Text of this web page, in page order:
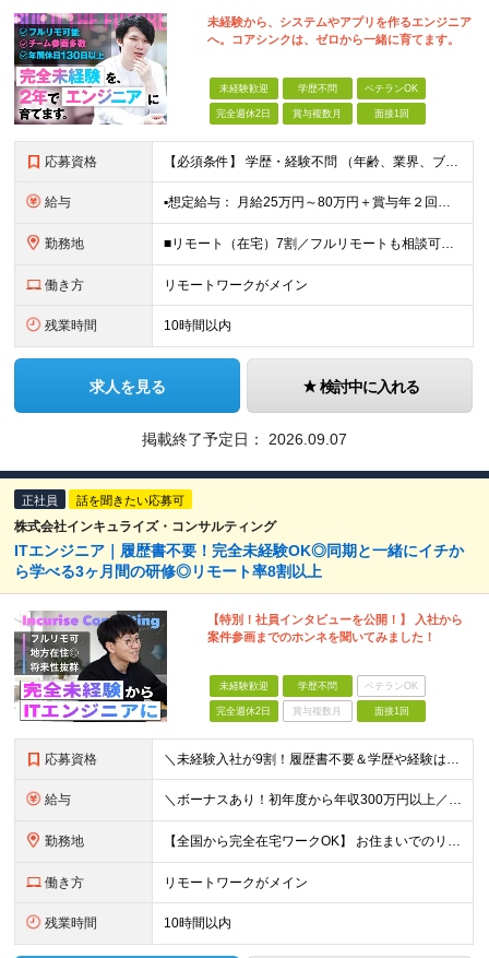
未経験から、システムやアプリを作るエンジニア
へ。コアシンクは、ゼロから一緒に育てます。
未経験歓迎 学歴不問 ベテランOK
完全週休2日 賞与複数月 面接1回
応募資格 【必須条件】 学歴・経験不問 （年齢、業界、ブランクの有無は問いません） 【こんな思いの方を、特に歓迎します】 「IT業界に憧れているけど、自分にもできるのか不安」 「異業種から転職して、新しいキ
給与 ▪️想定給与： 月給25万円～80万円＋賞与年２回＋各種手当 ★前職の給与額は保証します！ 【手当一覧】 ■住宅手当 ■交通費 ■時間外手当 ■引越し手当（規程あり） ※月給は経験・スキルを考慮
勤務地 ■リモート（在宅）7割／フルリモートも相談可能 ■一都三県を中心に各地のプロジェクト先 ※プロジェクトは本人の希望を最大限考慮し相談のうえで決定 ※転居を伴う転勤なし 【本社】 東京都千代田区外神田
働き方 リモートワークがメイン
残業時間 10時間以内
求人を見る 検討中に入れる
掲載終了予定日： 2026.09.07
正社員 話を聞きたい応募可
株式会社インキュライズ・コンサルティング
ITエンジニア｜履歴書不要！完全未経験OK◎同期と一緒にイチか
ら学べる3ヶ月間の研修◎リモート率8割以上
【特別！社員インタビューを公開！】 入社から
案件参画までのホンネを聞いてみました！
未経験歓迎 学歴不問 ベテランOK
完全週休2日 賞与複数月 面接1回
応募資格 ＼未経験入社が9割！履歴書不要＆学歴や経験は一切不問★意欲や人柄を重視／ 「経験も知識もゼロだけど、やってみたい」 ……そんな想いがあれば、ITの知識が全くない未経験の方でも大歓迎。 当社も全力でス
給与 ＼ボーナスあり！初年度から年収300万円以上／ ■月給24万2,200円～35万円＋賞与＋各種手当 ※経験・年齢・能力等を考慮し決定いたします。 ※上記金額には固定残業代（月30時間分、46,000
勤務地 【全国から完全在宅ワークOK】 お住まいでのリモートワーク、または首都圏（東京・神奈川・埼玉・千葉）・大阪のプロジェクト先での勤務となります。 ※転勤はありません。 ※現在は80％以上が在宅勤務での
働き方 リモートワークがメイン
残業時間 10時間以内